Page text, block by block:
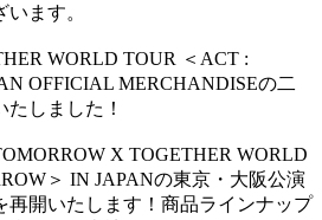
ます。
WORLD TOUR ＜ACT :
OFFICIAL MERCHANDISEの二
しました！
X TOGETHER WORLD
＞ IN JAPANの東京・大阪公演
再開いたします！商品ラインナップ